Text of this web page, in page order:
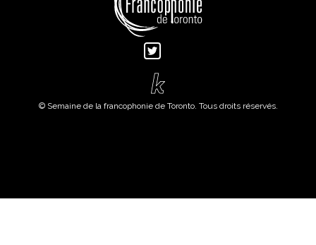
© Semaine de la francophonie de Toronto. Tous droits réservés.